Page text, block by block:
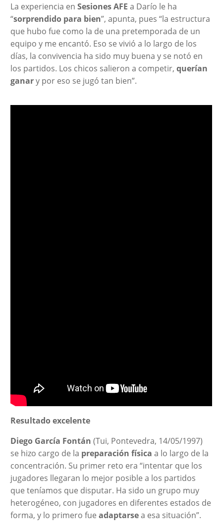
La experiencia en Sesiones AFE a Darío le ha
“sorprendido para bien”, apunta, pues “la estructura
que hubo fue como la de una pretemporada de un
equipo y me encantó. Eso se vivió a lo largo de los
días, la convivencia ha sido muy buena y se notó en
los partidos. Los chicos salieron a competir, querían
ganary por eso se jugó tan bien”.
Resultado excelente
Diego García Fontán (Tui, Pontevedra, 14/05/1997)
se hizo cargo de la preparación física a lo largo de la
concentración. Su primer reto era “intentar que los
jugadores llegaran lo mejor posible a los partidos
que teníamos que disputar. Ha sido un grupo muy
heterogéneo, con jugadores en diferentes estados de
forma, y lo primero fue adaptarsea esa situación”.